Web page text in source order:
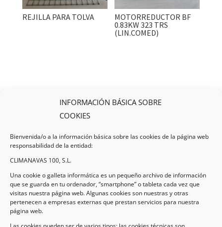
INFORMACIÓN BÁSICA SOBRE
COOKIES
Bienvenida/o a la información básica sobre las cookies de la página web
responsabilidad de la entidad:
CLIMANAVAS 100, S.L.
Una cookie o galleta informática es un pequeño archivo de información
que se guarda en tu ordenador, “smartphone” o tableta cada vez que
visitas nuestra página web. Algunas cookies son nuestras y otras
pertenecen a empresas externas que prestan servicios para nuestra
página web.
REJILLA PARA TOLVA
MOTORREDUCTOR BF
0.83KW 323 TRS
(LIN.COMED)
Legal